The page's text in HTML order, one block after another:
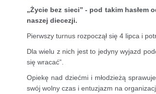
„Życie bez sieci” - pod takim
naszej diecezji.
Pierwszy turnus rozpoczął się 4 lipca i
Dla wielu z nich jest to jedyny wyjazd
się wracać”.
Opiekę nad dziećmi i młodzieżą
swój wolny czas i entuzjazm na